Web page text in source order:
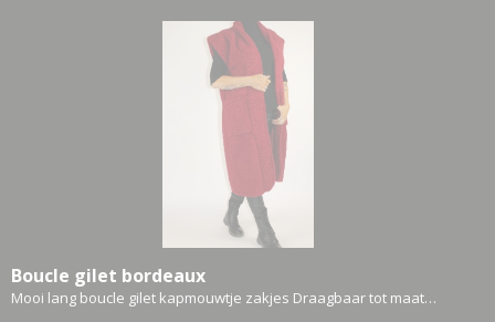
Boucle gilet bordeaux
Mooi lang boucle gilet kapmouwtje zakjes Draagbaar tot maat…